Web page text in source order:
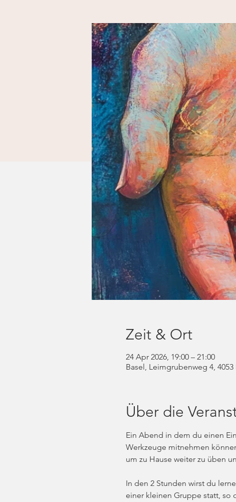
Zeit & Ort
24 Apr 2026, 19:00 – 21:00
Basel, Leimgrubenweg 4, 4053
Über die
Ein Abend in dem du einen
Werkzeuge mitnehmen
um zu Hause weiter zu üben
In den 2 Stunden wirst du
einer kleinen Gruppe statt, so